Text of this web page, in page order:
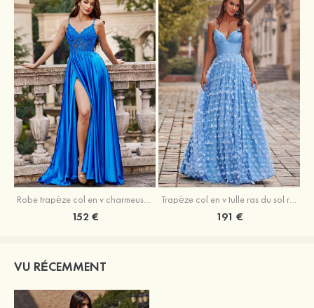
Robe trapèze col en v charmeuse traîne balayage robe de bal
152 €
Trapèze col en v tulle ras du sol robe de bal avec papillon
191 €
VU RÉCEMMENT